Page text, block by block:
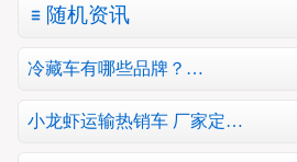
随机资讯
冷藏车有哪些品牌？…
小龙虾运输热销车 厂家定…